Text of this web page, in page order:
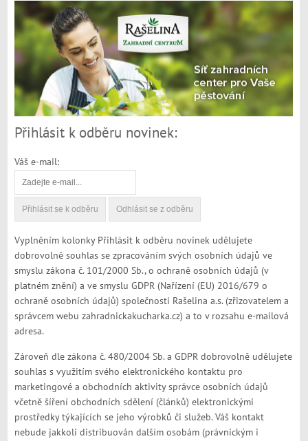
Přihlásit k odběru novinek:
Váš e-mail:
Vyplněním kolonky Přihlásit k odběru novinek udělujete
dobrovolně souhlas se zpracováním svých osobních údajů ve
smyslu zákona č. 101/2000 Sb., o ochraně osobních údajů (v
platném znění) a ve smyslu GDPR (Nařízení (EU) 2016/679 o
ochraně osobních údajů) společnosti Rašelina a.s. (zřizovatelem a
správcem webu zahradnickakucharka.cz) a to v rozsahu e-mailová
adresa.
Zároveň dle zákona č. 480/2004 Sb. a GDPR dobrovolně udělujete
souhlas s využitím svého elektronického kontaktu pro
marketingové a obchodních aktivity správce osobních údajů
včetně šíření obchodních sdělení (článků) elektronickými
prostředky týkajících se jeho výrobků či služeb. Váš kontakt
nebude jakkoli distribuován dalším osobám (právnickým i